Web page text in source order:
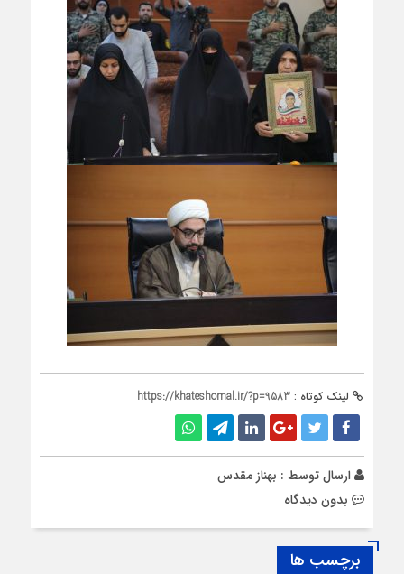
لینک کوتاه : https://khateshomal.ir/?p=9583
ارسال توسط : بهناز مقدس
بدون دیدگاه
برچسب ها